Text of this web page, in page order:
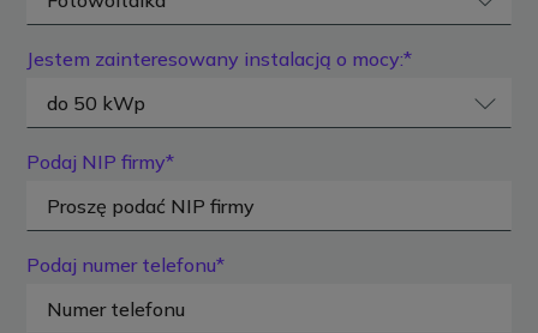
Jestem zainteresowany instalacją o mocy:*
Podaj NIP firmy*
Podaj numer telefonu*